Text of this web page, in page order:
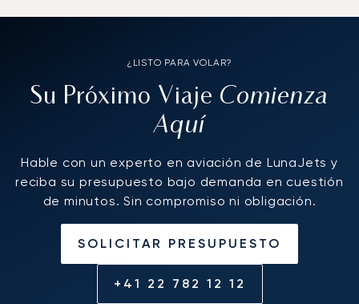
¿LISTO PARA VOLAR?
Su Próximo Viaje Comienza
Aquí
Hable con un experto en aviación de LunaJets y
reciba su presupuesto bajo demanda en cuestión
de minutos. Sin compromiso ni obligación.
SOLICITAR PRESUPUESTO
+41 22 782 12 12